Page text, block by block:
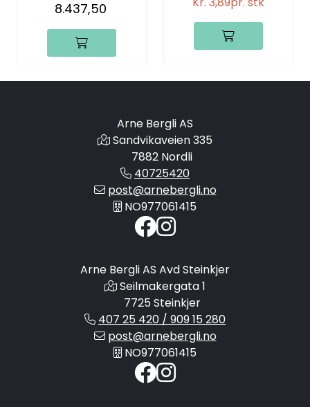
8.437,50
Arne Bergli AS
Sandvikaveien 335
7882 Nordli
40725420
post@arnebergli.no
NO977061415
Arne Bergli AS Avd Steinkjer
Seilmakergata 1
7725 Steinkjer
407 25 420 / 909 15 280
post@arnebergli.no
NO977061415